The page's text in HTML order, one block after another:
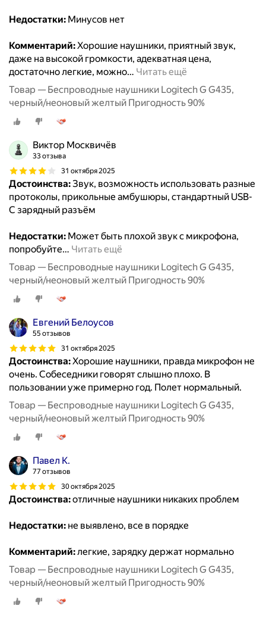
Недостатки: Минусов нет
Комментарий:Хорошие наушники, приятный звук,
даже на высокой громкости, адекватная цена,
достаточно легкие, можно… Читать ещё
Товар — Беспроводные наушники Logitech G G435,
черный/неоновый желтый Пригодность 90%
Виктор Москвичёв
33 отзыва
31 октября 2025
Достоинства:Звук, возможность использовать разные
протоколы, прикольные амбушюры, стандартный USB-
C зарядный разъём
Недостатки: Может быть плохой звук с микрофона,
попробуйте… Читать ещё
Товар — Беспроводные наушники Logitech G G435,
черный/неоновый желтый Пригодность 90%
Евгений Белоусов
55 отзывов
31 октября 2025
Достоинства:Хорошие наушники, правда микрофон не
очень. Собеседники говорят слышно плохо. В
пользовании уже примерно год. Полет нормальный.
Товар — Беспроводные наушники Logitech G G435,
черный/неоновый желтый Пригодность 90%
Павел К.
77 отзывов
30 октября 2025
Достоинства:отличные наушники никаких проблем
Недостатки: не выявлено, все в порядке
Комментарий:легкие, зарядку держат нормально
Товар — Беспроводные наушники Logitech G G435,
черный/неоновый желтый Пригодность 90%